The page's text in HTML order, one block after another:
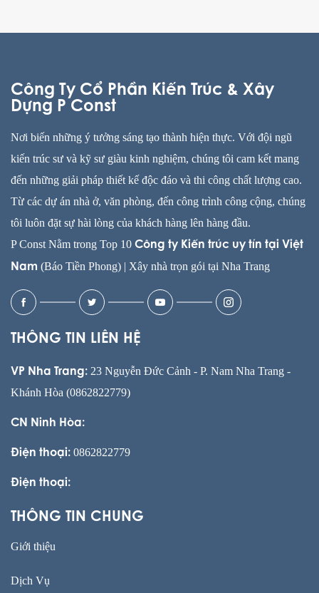
Công Ty Cổ Phần Kiến Trúc & Xây
Dựng P Const
Nơi biến những ý tưởng sáng tạo thành hiện thực. Với đội ngũ
kiến trúc sư và kỹ sư giàu kinh nghiệm, chúng tôi cam kết mang
đến những giải pháp thiết kế độc đáo và thi công chất lượng cao.
Từ các dự án nhà ở, văn phòng, đến công trình công cộng, chúng
tôi luôn đặt sự hài lòng của khách hàng lên hàng đầu.
P Const Nằm trong Top 10 Công ty Kiến trúc uy tín tại Việt
Nam (Báo Tiền Phong) | Xây nhà trọn gói tại Nha Trang
THÔNG TIN LIÊN HỆ
VP Nha Trang: 23 Nguyễn Đức Cảnh - P. Nam Nha Trang -
Khánh Hòa (0862822779)
CN Ninh Hòa:
Điện thoại: 0862822779
Điện thoại:
THÔNG TIN CHUNG
Giới thiệu
Dịch Vụ